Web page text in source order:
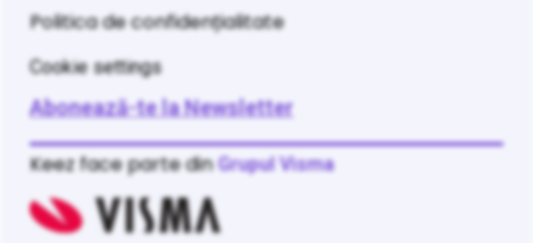
Politica de confidențialitate
Cookie settings
Abonează-te la Newsletter
Keez face parte dinGrupul Visma